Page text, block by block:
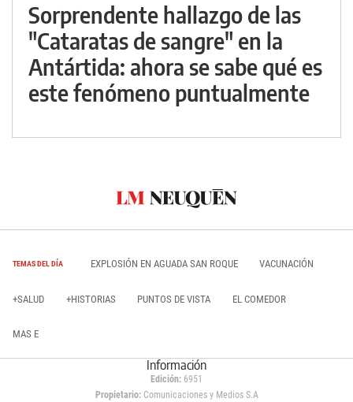
Sorprendente hallazgo de las
"Cataratas de sangre" en la
Antártida: ahora se sabe qué es
este fenómeno puntualmente
TEMAS DEL DÍA EXPLOSIÓN EN AGUADA SAN ROQUE VACUNACIÓN
+SALUD +HISTORIAS PUNTOS DE VISTA EL COMEDOR
MAS E
Información
Edición: 6951
Propietario:Comunicaciones y Medios S.A